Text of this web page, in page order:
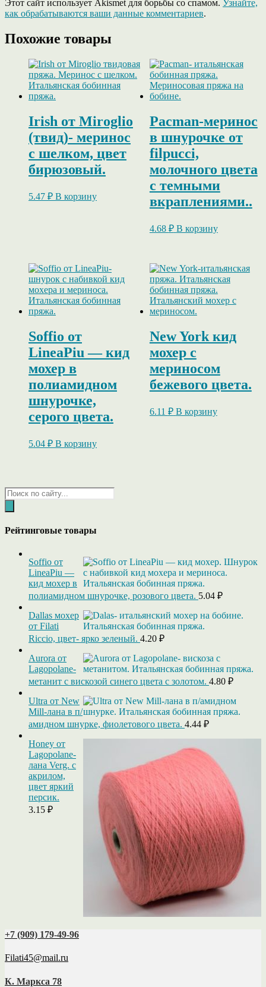
Этот сайт использует Akismet для борьбы со спамом. Узнайте,
как обрабатываются ваши данные комментариев.
Похожие товары
Irish от Miroglio
(твид)- меринос
с шелком, цвет
бирюзовый.
5.47 ₽ В корзину
Pacman-меринос
в шнурочке от
filpucci,
молочного цвета
с темными
вкраплениями..
4.68 ₽ В корзину
Soffio от
LineaPiu — кид
мохер в
полиамидном
шнурочке,
серого цвета.
5.04 ₽ В корзину
New York кид
мохер с
мериносом
бежевого цвета.
6.11 ₽ В корзину
Поиск
товаров
Рейтинговые товары
Soffio от
LineaPiu —
кид мохер в
полиамидном шнурочке, розового цвета. 5.04 ₽
Dallas мохер
от Filati
Riccio, цвет- ярко зеленый. 4.20 ₽
Aurora от
Lagopolane-
метанит с вискозой синего цвета с золотом. 4.80 ₽
Ultra от New
Mill-лана в п/
амидном шнурке, фиолетового цвета. 4.44 ₽
Honey от
Lagopolane-
лана Verg. с
акрилом,
цвет яркий
персик.
3.15 ₽
+7 (909) 179‑49-96
Filati45@mail.ru
К. Маркса 78